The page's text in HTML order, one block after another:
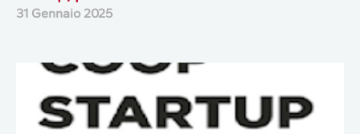
31 Gennaio 2025